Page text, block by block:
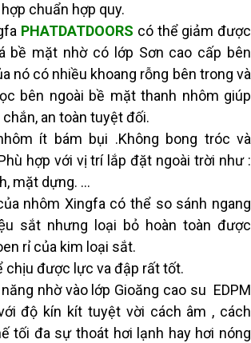
chuẩn hợp quy.
PHATDATDOORS có thể giảm được
bề mặt nhờ có lớp Sơn cao cấp bên
nó có nhiều khoang rỗng bên trong và
bên ngoài bề mặt thanh nhôm giúp
an toàn tuyệt đối.
ít bám bụi .Không bong tróc và
hợp với vị trí lắp đặt ngoài trời như :
mặt dựng. …
nhôm Xingfa có thể so sánh ngang
sắt nhưng loại bỏ hoàn toàn được
rỉ của kim loại sắt.
chịu được lực va đập rất tốt.
nhờ vào lớp Gioăng cao su EDPM
độ kín kít tuyệt vời cách âm , cách
tối đa sự thoát hơi lạnh hay hơi nóng